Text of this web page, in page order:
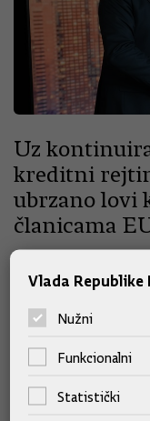
Uz
kreditni
ubrzano lovi
članicama
Vlada
Nužni
Funkcionalni
Statistički